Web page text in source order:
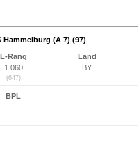
(A 7) (97)
L-Rang
1.060
(647)
Land
BY
BPL